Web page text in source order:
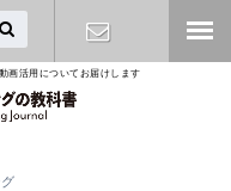
画活用についてお届けします
無料相談は